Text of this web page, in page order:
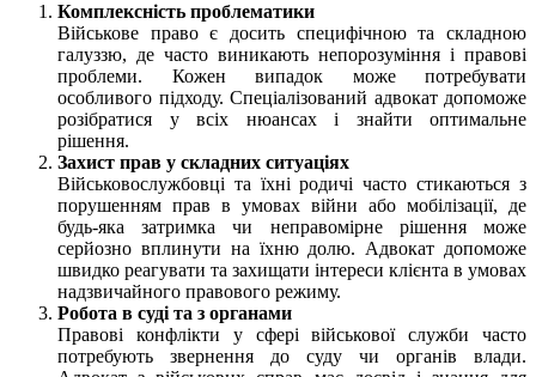
Комплексність проблематики
Військове право є досить специфічною та складною
галуззю, де часто виникають непорозуміння і правові
проблеми. Кожен випадок може потребувати
особливого підходу. Спеціалізований адвокат допоможе
розібратися у всіх нюансах і знайти оптимальне
рішення.
Захист прав у складних ситуаціях
Військовослужбовці та їхні родичі часто стикаються з
порушенням прав в умовах війни або мобілізації, де
будь-яка затримка чи неправомірне рішення може
серйозно вплинути на їхню долю. Адвокат допоможе
швидко реагувати та захищати інтереси клієнта в умовах
надзвичайного правового режиму.
Робота в суді та з органами
Правові конфлікти у сфері військової служби часто
потребують звернення до суду чи органів влади.